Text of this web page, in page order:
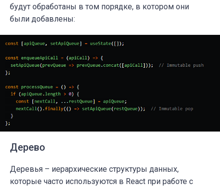
будут обработаны в том порядке, в котором они
были добавлены:
Дерево
Деревья – иерархические структуры данных,
которые часто используются в React при работе с